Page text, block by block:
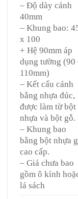
– Độ dày cánh
40mm
– Khung bao:
x 100
+ Hệ 90mm áp
dụng tường (90
110mm)
– Kết cấu cánh
bằng nhựa đúc,
được làm từ bột
nhựa và bột gỗ.
– Khung bao
bằng bột nhựa
cao cấp.
– Giá chưa bao
gồm ô kính
lá sách